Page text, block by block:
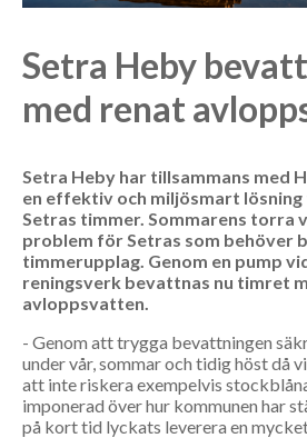
Setra Heby
med renat
Setra Heby har tillsammans med
en effektiv och miljösmart
Setras timmer. Sommarens torra
problem för Setras som behöver
timmerupplag. Genom en pump
reningsverk bevattnas nu timret
avloppsvatten.
- Genom att trygga bevattningen
under vår, sommar och tidig höst då
att inte riskera exempelvis
imponerad över hur kommunen har
på kort tid lyckats leverera en